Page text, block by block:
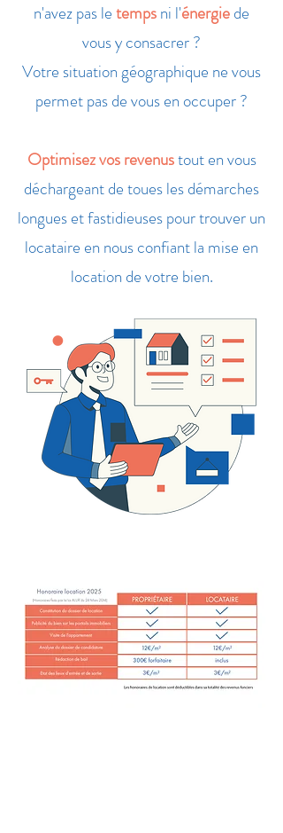
n'avez pas letempsni l'énergiede
vous y consacrer ?
Votre situation géographique ne vous
permet pas de vous en occuper ?
Optimisez vos revenustout en vous
déchargeant de toues les démarches
longues et fastidieuses pour trouver un
locataire en nous confiant la mise en
location de votre bien.